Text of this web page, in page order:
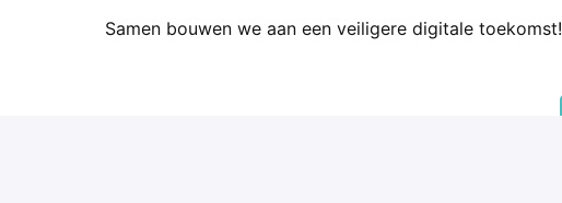
Samen bouwen we aan een veiligere digitale toekomst!